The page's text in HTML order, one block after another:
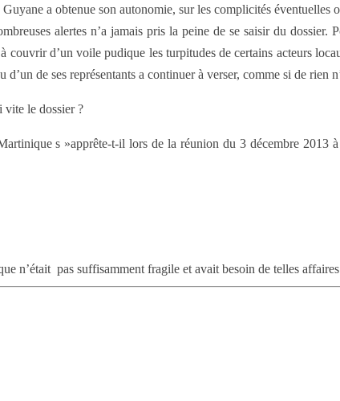
a obtenue son autonomie, sur les complicités
alertes n’a jamais pris la peine de se saisir du
couvrir d’un voile pudique les turpitudes de certains acteurs
d’un de ses représentants a continuer à verser, comme si de rien
vite le dossier ?
s »apprête-t-il lors de la réunion du 3 décembre
n’était pas suffisamment fragile et avait besoin de telles